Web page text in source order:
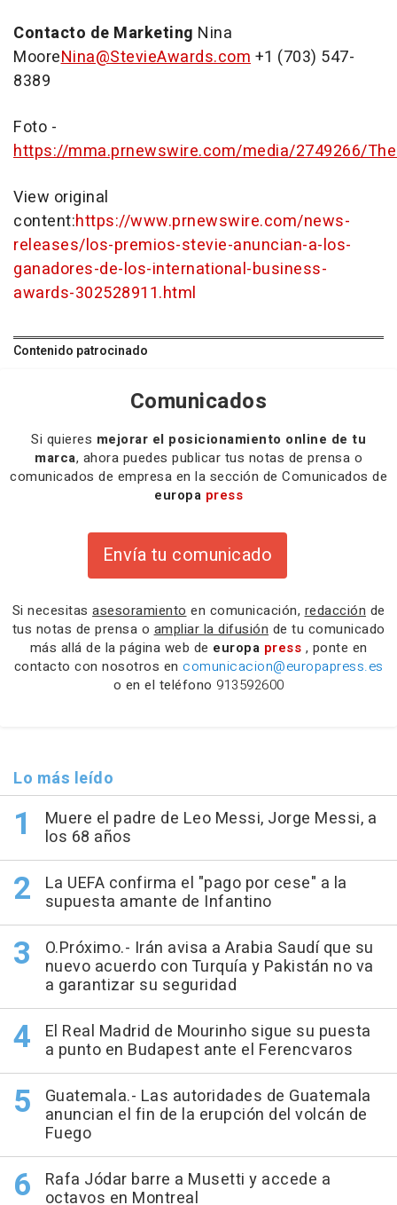
Contacto de Marketing Nina
MooreNina@StevieAwards.com+1 (703) 547-
8389
Foto -
https://mma.prnewswire.com/media/2749266/
View original
content:https://www.prnewswire.com/news-
releases/los-premios-stevie-anuncian-a-los-
ganadores-de-los-international-business-
awards-302528911.html
Contenido patrocinado
Comunicados
Si quieres mejorar el posicionamiento online de tu
marca, ahora puedes publicar tus notas de prensa o
comunicados de empresa en la sección de Comunicados de
europa press
Envía tu comunicado
Si necesitas asesoramiento en comunicación, redacción de
tus notas de prensa o ampliar la difusión de tu comunicado
más allá de la página web de europa press , ponte en
contacto con nosotros en comunicacion@europapress.es
o en el teléfono 913592600
Lo más leído
Muere el padre de Leo Messi, Jorge Messi, a
los 68 años
La UEFA confirma el "pago por cese" a la
supuesta amante de Infantino
O.Próximo.- Irán avisa a Arabia Saudí que su
nuevo acuerdo con Turquía y Pakistán no va
a garantizar su seguridad
El Real Madrid de Mourinho sigue su puesta
a punto en Budapest ante el Ferencvaros
Guatemala.- Las autoridades de Guatemala
anuncian el fin de la erupción del volcán de
Fuego
Rafa Jódar barre a Musetti y accede a
octavos en Montreal